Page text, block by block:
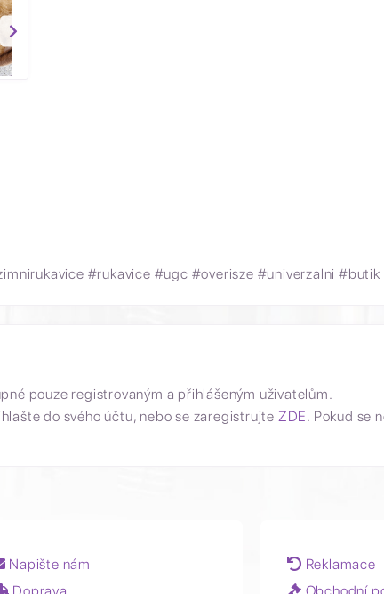
#rukavice #ugc #overisze #univerzalni
pouze registrovaným a přihlášeným uživatelům.
do svého účtu, nebo se zaregistrujte ZDE. Pokud se
Napište nám
Reklamace